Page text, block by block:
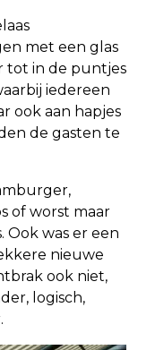
met een glas
tot in de puntjes
iedereen
ook aan hapjes
de gasten te
of worst maar
Ook was er een
nieuwe
ook niet,
logisch,